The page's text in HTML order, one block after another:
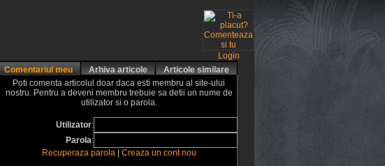
Login
Comentariul meu
Arhiva articole
Articole similare
Poti comenta articolul doar daca esti membru al site-ului
nostru. Pentru a deveni membru trebuie sa detii un nume de
utilizator si o parola.
Utilizator:
Parola:
Recuperaza parola| Creaza un cont nou